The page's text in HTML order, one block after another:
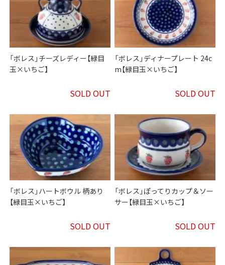
「ボレス」チーズレディー【緑目
玉×いちご】
SOLD OUT
「ボレス」ディナープレート 24c
m【緑目玉×いちご】
SOLD OUT
「ボレス」ハートボウル 柄あり
【緑目玉×いちご】
SOLD OUT
「ボレス」ぽってりカップ＆ソー
サー【緑目玉×いちご】
SOLD OUT